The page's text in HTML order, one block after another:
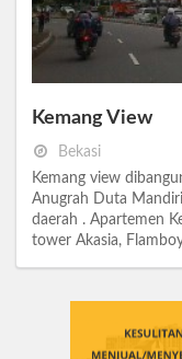
Kemang View
Bekasi
Kemang view
Anugrah Duta
daerah . Apartemen
tower Akasia,